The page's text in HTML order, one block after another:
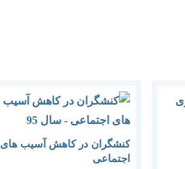
کنشگران در کاهش آسیب های
اجتماعی